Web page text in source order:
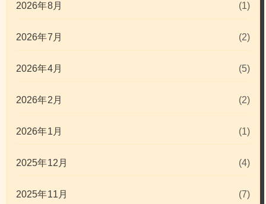
2026年8月 (1)
2026年7月 (2)
2026年4月 (5)
2026年2月 (2)
2026年1月 (1)
2025年12月 (4)
2025年11月 (7)